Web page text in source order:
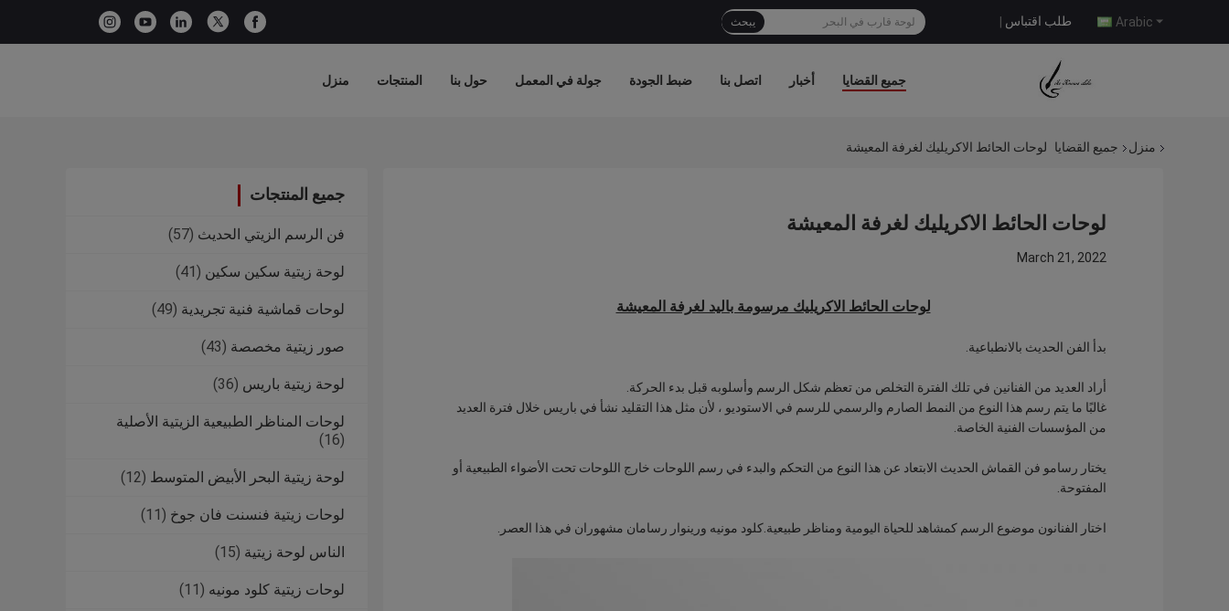
Arabic طلب اقتباس | يبحث
منزل المنتجات حول بنا جولة في المعمل ضبط الجودة اتصل بنا أخبار جميع القضايا
منزل جميع القضايا لوحات الحائط الاكريليك لغرفة المعيشة
جميع المنتجات
فن الرسم الزيتي الحديث (57)
لوحة زيتية سكين سكين (41)
لوحات قماشية فنية تجريدية (49)
صور زيتية مخصصة (43)
لوحة زيتية باريس (36)
لوحات المناظر الطبيعية الزيتية الأصلية
(16)
لوحة زيتية البحر الأبيض المتوسط (12)
لوحات زيتية فنسنت فان جوخ (11)
الناس لوحة زيتية (15)
لوحات زيتية كلود مونيه (11)
لوحات الحائط الاكريليك لغرفة المعيشة
March 21, 2022
لوحات الحائط الاكريليك مرسومة باليد لغرفة المعيشة
بدأ الفن الحديث بالانطباعية.
أراد العديد من الفنانين في تلك الفترة التخلص من تعظم شكل الرسم وأسلوبه قبل بدء الحركة.
غالبًا ما يتم رسم هذا النوع من النمط الصارم والرسمي للرسم في الاستوديو ، لأن مثل هذا التقليد نشأ في باريس خلال فترة العديد
من المؤسسات الفنية الخاصة.
يختار رسامو فن القماش الحديث الابتعاد عن هذا النوع من التحكم والبدء في رسم اللوحات خارج اللوحات تحت الأضواء الطبيعية أو
المفتوحة.
اختار الفنانون موضوع الرسم كمشاهد للحياة اليومية ومناظر طبيعية.كلود مونيه ورينوار رسامان مشهوران في هذا العصر.